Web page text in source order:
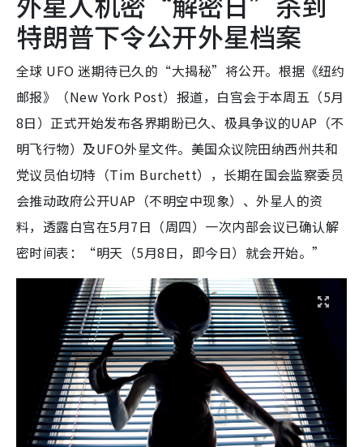
特朗普下令公开外星档案
全球 UFO 迷期待已久的“大揭秘”将公开。根据《纽约
邮报》（New York Post）报道，白宫会于本周五（5月
8日）正式开始发布各界期盼已久、极具争议的UAP（不
明飞行物）及UFO外星文件。美国众议院田纳西州共和
党议员伯切特（Tim Burchett），长期在国会监察委员
会推动政府公开UAP（不明空中现象）、外星人的资
料，透露白宫在5月7日（周四）一次内部会议已确认解
密时间表：“明天（5月8日，即今日）就会开始。”